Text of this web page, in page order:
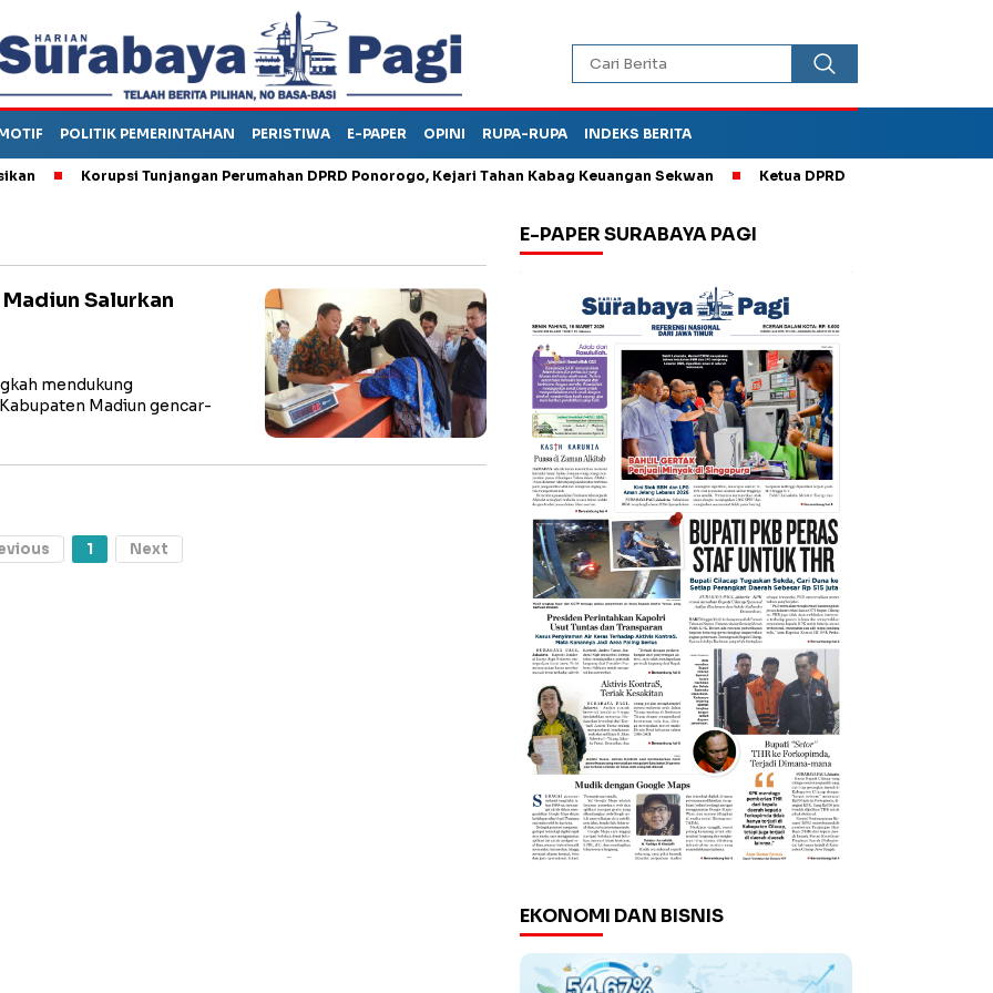
POLITIK PEMERINTAHAN PERISTIWA E-PAPER OPINI RUPA-RUPA INDEKS BERITA
Korupsi Tunjangan Perumahan DPRD Ponorogo, Kejari Tahan Kabag Keuangan Sekwan Ketua DPRD Kota Madiun Sebut
Salurkan
mendukung
Madiun gencar-
1 Next
E-PAPER SURABAYA PAGI
EKONOMI DAN BISNIS